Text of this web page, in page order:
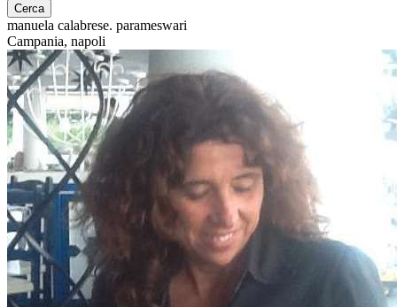
Cerca
manuela calabrese. parameswari
Campania, napoli